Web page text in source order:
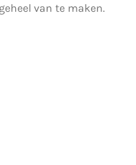
geheel van te maken.